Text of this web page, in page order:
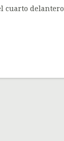
cuarto delantero